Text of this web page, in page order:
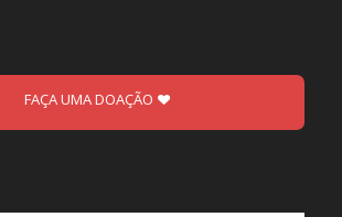
FAÇA UMA DOAÇÃO